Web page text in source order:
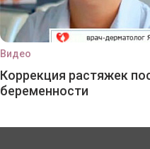
Видео
Коррекция растяжек
беременности